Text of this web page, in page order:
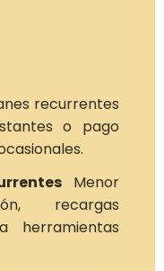
recurrentes
o pago
Menor
recargas
herramientas